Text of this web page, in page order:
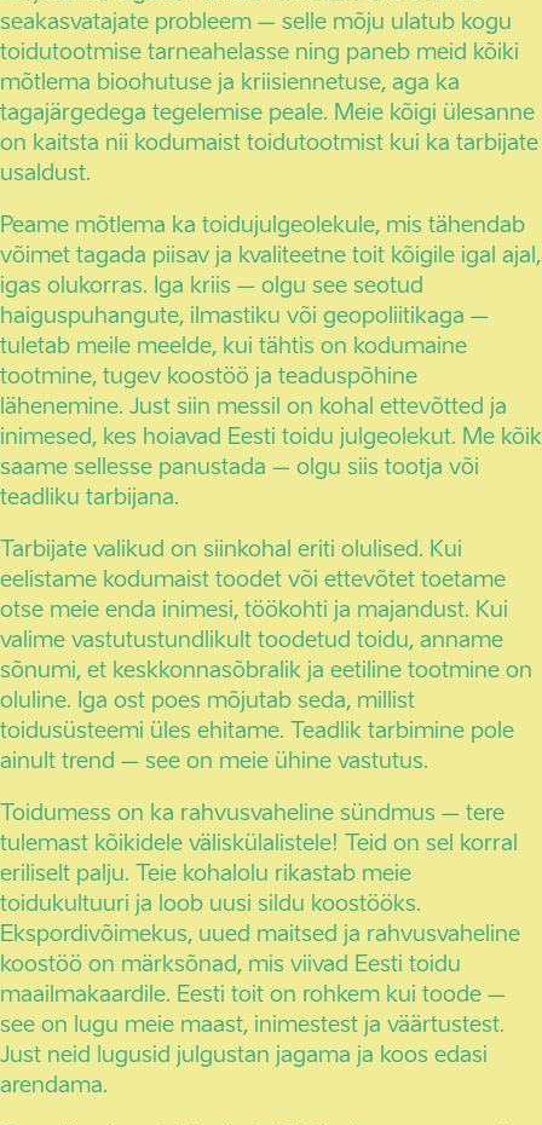
seakasvatajate probleem – selle mõju ulatub kogu
toidutootmise tarneahelasse ning paneb meid kõiki
mõtlema bioohutuse ja kriisiennetuse, aga ka
tagajärgedega tegelemise peale. Meie kõigi ülesanne
on kaitsta nii kodumaist toidutootmist kui ka tarbijate
usaldust.
Peame mõtlema ka toidujulgeolekule, mis tähendab
võimet tagada piisav ja kvaliteetne toit kõigile igal ajal,
igas olukorras. Iga kriis – olgu see seotud
haiguspuhangute, ilmastiku või geopoliitikaga –
tuletab meile meelde, kui tähtis on kodumaine
tootmine, tugev koostöö ja teaduspõhine
lähenemine. Just siin messil on kohal ettevõtted ja
inimesed, kes hoiavad Eesti toidu julgeolekut. Me kõik
saame sellesse panustada – olgu siis tootja või
teadliku tarbijana.
Tarbijate valikud on siinkohal eriti olulised. Kui
eelistame kodumaist toodet või ettevõtet toetame
otse meie enda inimesi, töökohti ja majandust. Kui
valime vastutustundlikult toodetud toidu, anname
sõnumi, et keskkonnasõbralik ja eetiline tootmine on
oluline. Iga ost poes mõjutab seda, millist
toidusüsteemi üles ehitame. Teadlik tarbimine pole
ainult trend – see on meie ühine vastutus.
Toidumess on ka rahvusvaheline sündmus – tere
tulemast kõikidele väliskülalistele! Teid on sel korral
eriliselt palju. Teie kohalolu rikastab meie
toidukultuuri ja loob uusi sildu koostööks.
Ekspordivõimekus, uued maitsed ja rahvusvaheline
koostöö on märksõnad, mis viivad Eesti toidu
maailmakaardile. Eesti toit on rohkem kui toode –
see on lugu meie maast, inimestest ja väärtustest.
Just neid lugusid julgustan jagama ja koos edasi
arendama.